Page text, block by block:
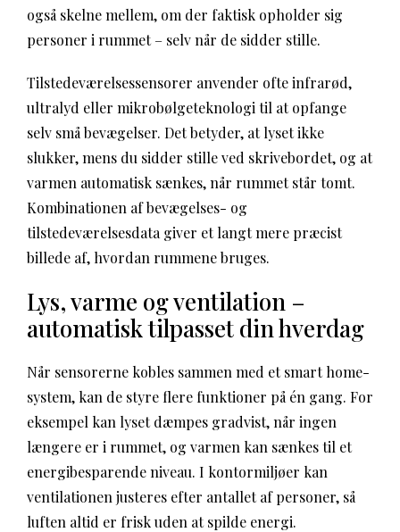
også skelne mellem, om der faktisk opholder sig
personer i rummet – selv når de sidder stille.
Tilstedeværelsessensorer anvender ofte infrarød,
ultralyd eller mikrobølgeteknologi til at opfange
selv små bevægelser. Det betyder, at lyset ikke
slukker, mens du sidder stille ved skrivebordet, og at
varmen automatisk sænkes, når rummet står tomt.
Kombinationen af bevægelses- og
tilstedeværelsesdata giver et langt mere præcist
billede af, hvordan rummene bruges.
Lys, varme og ventilation –
automatisk tilpasset din hverdag
Når sensorerne kobles sammen med et smart home-
system, kan de styre flere funktioner på én gang. For
eksempel kan lyset dæmpes gradvist, når ingen
længere er i rummet, og varmen kan sænkes til et
energibesparende niveau. I kontormiljøer kan
ventilationen justeres efter antallet af personer, så
luften altid er frisk uden at spilde energi.